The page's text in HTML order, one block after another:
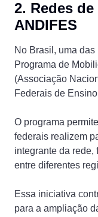
2. Redes
ANDIFES
No Brasil, uma
Programa de
(Associação
Federais de
O programa
federais realizem
integrante da rede,
entre diferentes
Essa iniciativa
para a ampliação